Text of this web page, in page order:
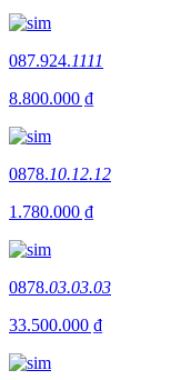
087.924.1111
8.800.000 ₫
0878.10.12.12
1.780.000 ₫
0878.03.03.03
33.500.000 ₫